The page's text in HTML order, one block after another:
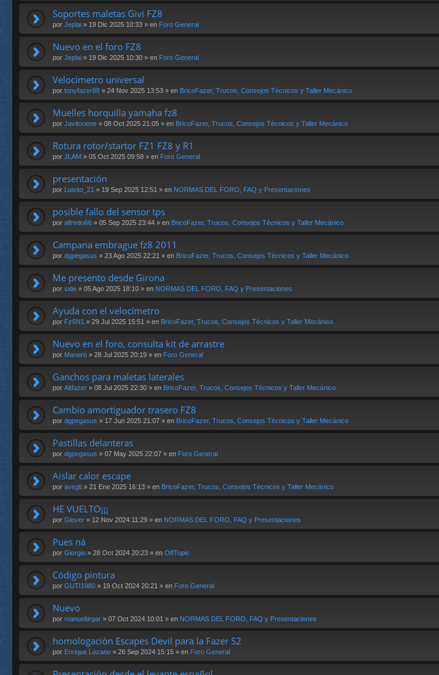
Soportes maletas Givi FZ8
por Jeplai » 19 Dic 2025 10:33 » en Foro General
Nuevo en el foro FZ8
por Jeplai » 19 Dic 2025 10:30 » en Foro General
Velocímetro universal
por tonyfazer88 » 24 Nov 2025 13:53 » en BricoFazer, Trucos, Consejos Técnicos y Taller Mecánico
Muelles horquilla yamaha fz8
por Javitonene » 08 Oct 2025 21:05 » en BricoFazer, Trucos, Consejos Técnicos y Taller Mecánico
Rotura rotor/startor FZ1 FZ8 y R1
por JLAM » 05 Oct 2025 09:58 » en Foro General
presentación
por Luisito_21 » 19 Sep 2025 12:51 » en NORMAS DEL FORO, FAQ y Presentaciones
posible fallo del sensor tps
por alfredo66 » 05 Sep 2025 23:44 » en BricoFazer, Trucos, Consejos Técnicos y Taller Mecánico
Campana embrague fz8 2011
por dgpegasus » 23 Ago 2025 22:21 » en BricoFazer, Trucos, Consejos Técnicos y Taller Mecánico
Me presento desde Girona
por side » 05 Ago 2025 18:10 » en NORMAS DEL FORO, FAQ y Presentaciones
Ayuda con el velocímetro
por Fz6N1 » 29 Jul 2025 15:51 » en BricoFazer, Trucos, Consejos Técnicos y Taller Mecánico
Nuevo en el foro, consulta kit de arrastre
por Manero » 28 Jul 2025 20:19 » en Foro General
Ganchos para maletas laterales
por Aitfazer » 08 Jul 2025 22:30 » en BricoFazer, Trucos, Consejos Técnicos y Taller Mecánico
Cambio amortiguador trasero FZ8
por dgpegasus » 17 Jun 2025 21:07 » en BricoFazer, Trucos, Consejos Técnicos y Taller Mecánico
Pastillas delanteras
por dgpegasus » 07 May 2025 22:07 » en Foro General
Aislar calor escape
por avegti » 21 Ene 2025 16:13 » en BricoFazer, Trucos, Consejos Técnicos y Taller Mecánico
HE VUELTO¡¡¡
por Glover » 12 Nov 2024 11:29 » en NORMAS DEL FORO, FAQ y Presentaciones
Pues ná
por Giorgio » 28 Oct 2024 20:23 » en OffTopic
Código pintura
por GUTI1980 » 19 Oct 2024 20:21 » en Foro General
Nuevo
por manueltirgar » 07 Oct 2024 10:01 » en NORMAS DEL FORO, FAQ y Presentaciones
homologación Escapes Devil para la Fazer S2
por Enrique Lozano » 26 Sep 2024 15:15 » en Foro General